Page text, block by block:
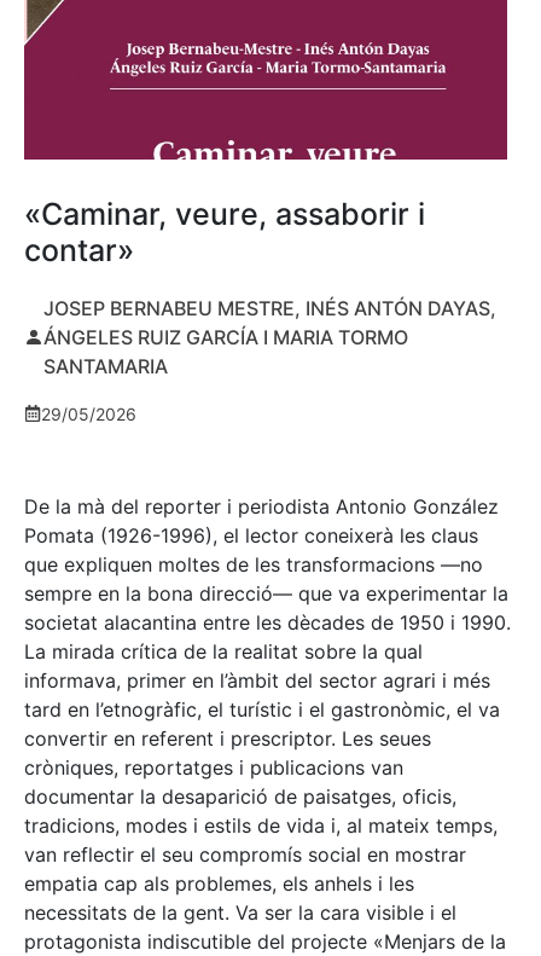
«Caminar, veure, assaborir i
contar»
JOSEP BERNABEU MESTRE, INÉS ANTÓN DAYAS,
ÁNGELES RUIZ GARCÍA I MARIA TORMO
SANTAMARIA
29/05/2026
De la mà del reporter i periodista Antonio González
Pomata (1926-1996), el lector coneixerà les claus
que expliquen moltes de les transformacions —no
sempre en la bona direcció— que va experimentar la
societat alacantina entre les dècades de 1950 i 1990.
La mirada crítica de la realitat sobre la qual
informava, primer en l’àmbit del sector agrari i més
tard en l’etnogràfic, el turístic i el gastronòmic, el va
convertir en referent i prescriptor. Les seues
cròniques, reportatges i publicacions van
documentar la desaparició de paisatges, oficis,
tradicions, modes i estils de vida i, al mateix temps,
van reflectir el seu compromís social en mostrar
empatia cap als problemes, els anhels i les
necessitats de la gent. Va ser la cara visible i el
protagonista indiscutible del projecte «Menjars de la